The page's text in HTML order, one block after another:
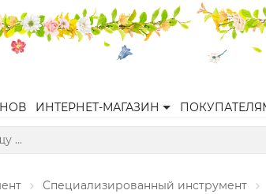
ИНТЕРНЕТ-МАГАЗИН
Специализированный инструмент